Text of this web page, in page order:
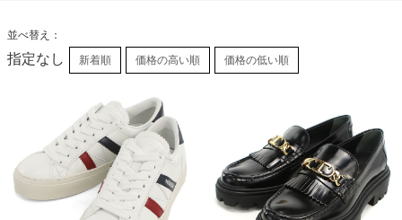
並べ替え：
指定なし 新着順 価格の高い順 価格の低い順